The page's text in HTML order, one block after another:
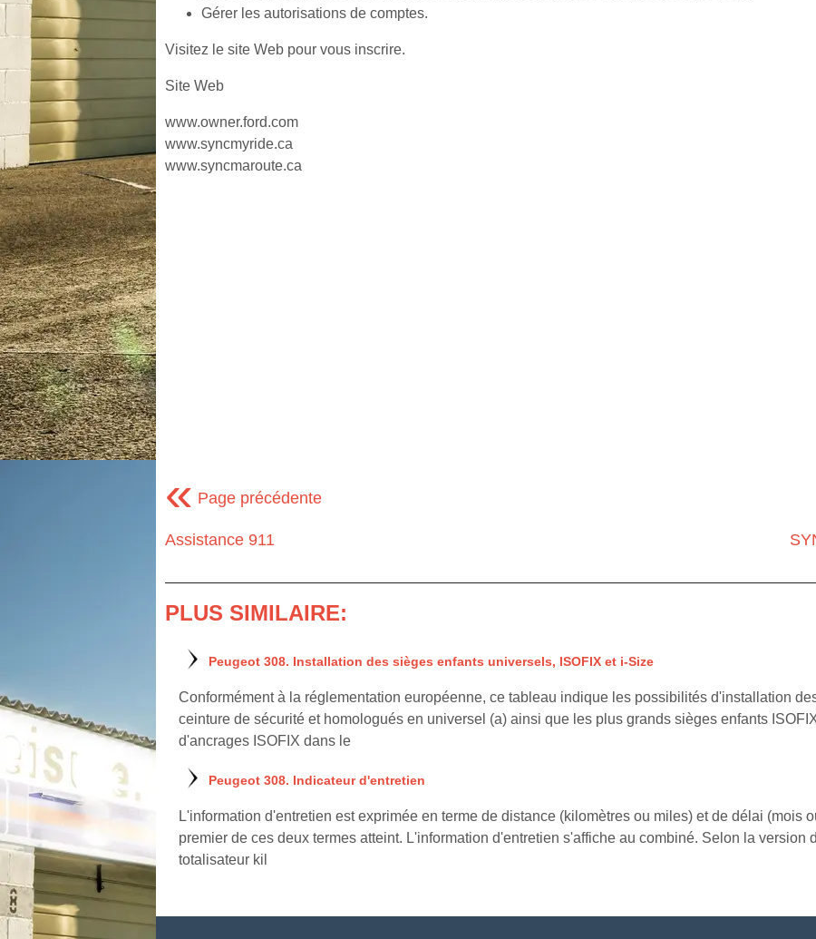
Gérer les autorisations de comptes.
Visitez le site Web pour vous inscrire.
Site Web
www.owner.ford.com
www.syncmyride.ca
www.syncmaroute.ca
« Page précédente
Assistance 911
PLUS SIMILAIRE:
Peugeot 308. Installation des sièges enfants universels, ISOFIX et i-Size
Conformément à la réglementation européenne, ce tableau indique les possibilités d'installation
ceinture de sécurité et homologués en universel (a) ainsi que les plus grands sièges enfants
d'ancrages ISOFIX dans le
Peugeot 308. Indicateur d'entretien
L'information d'entretien est exprimée en terme de distance (kilomètres ou miles) et de délai (mois
premier de ces deux termes atteint. L'information d'entretien s'affiche au combiné. Selon la version
totalisateur kil